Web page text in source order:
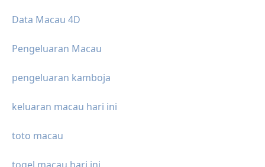
Data Macau 4D
Pengeluaran Macau
pengeluaran kamboja
keluaran macau hari ini
toto macau